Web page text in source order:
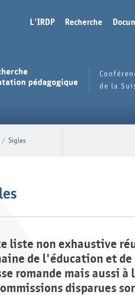
L'IRDP Recherche
de la
/ Sigles
liste non exhaustive
de l'éducation et
romande mais aussi
disparues